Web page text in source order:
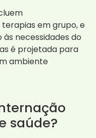
em grupo, e
necessidades do
é projetada para
ambiente
saúde?